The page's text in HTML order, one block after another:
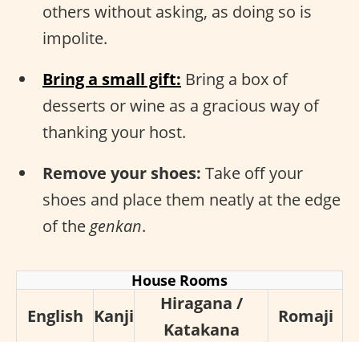
others without asking, as doing so is
impolite.
Bring a small gift: Bring a box of
desserts or wine as a gracious way of
thanking your host.
Remove your shoes: Take off your
shoes and place them neatly at the edge
of the genkan.
House Rooms
English Kanji
Hiragana /
Katakana
Romaji